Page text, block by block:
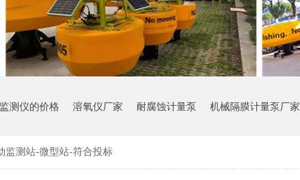
测仪的价格 溶氧仪厂家 耐腐蚀计量泵 机械隔膜计量泵厂家
监测站-微型站-符合投标